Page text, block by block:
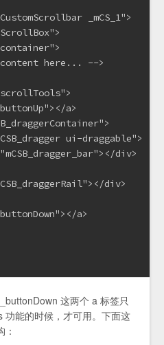
_mCS_1">
here... -->
a>
ui-draggable">
div>
div>
a>
这两个 a 标签只
能的时候，才可用。下面这